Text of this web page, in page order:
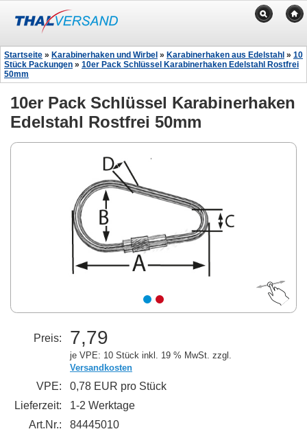
Startseite » Karabinerhaken und Wirbel » Karabinerhaken aus Edelstahl » 10
Stück Packungen » 10er Pack Schlüssel Karabinerhaken Edelstahl Rostfrei
50mm
10er Pack Schlüssel Karabinerhaken
Edelstahl Rostfrei 50mm
Preis: 7,79
je VPE: 10 Stück inkl. 19 % MwSt. zzgl.
Versandkosten
VPE:
0,78 EUR pro Stück
Lieferzeit:
1-2 Werktage
Art.Nr.:
84445010